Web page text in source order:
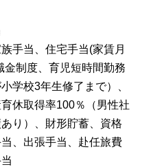
手当、住宅手当(家賃月
金制度、育児短時間勤務
学校3年生修了まで）、
休取得率100％（男性社
り）、財形貯蓄、資格
、出張手当、赴任旅費